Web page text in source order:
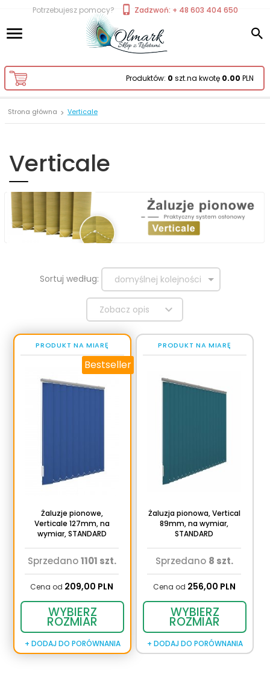
Potrzebujesz pomocy? Zadzwoń: + 48 603 404 650
Produktów: 0 szt.na kwotę 0.00 PLN
Strona główna Verticale
Verticale
Sortuj według: sort
domyślnej kolejności
Zobacz opis
PRODUKT NA MIARĘ
Żaluzje pionowe,
Verticale 127mm, na
wymiar, STANDARD
Sprzedano1101 szt.
Cena od 209,00 PLN
WYBIERZ
ROZMIAR
+ DODAJ DO PORÓWNANIA
Bestseller
PRODUKT NA MIARĘ
Żaluzja pionowa, Vertical
89mm, na wymiar,
STANDARD
Sprzedano 8 szt.
Cena od 256,00 PLN
WYBIERZ
ROZMIAR
+ DODAJ DO PORÓWNANIA